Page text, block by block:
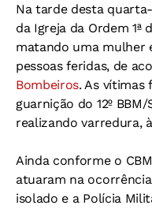
Na tarde desta
da Igreja da Ordem 1ª
matando uma mulher
pessoas feridas, de
Bombeiros. As vítimas
guarnição do 12º
realizando varredura,
Ainda conforme o
atuaram na
isolado e a Polícia